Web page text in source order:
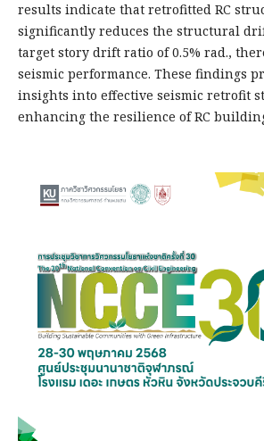
results indicate that retrofitted RC
significantly reduces the structural
target story drift ratio of 0.5% rad.,
seismic performance. These findings
insights into effective seismic retrofit
enhancing the resilience of RC